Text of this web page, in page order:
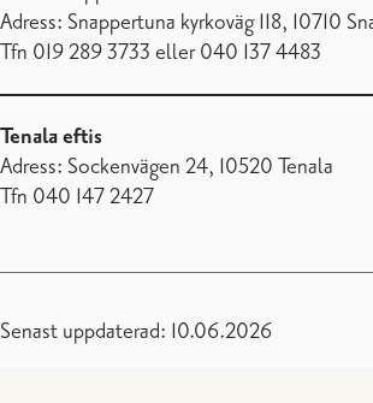
Adress: Snappertuna kyrkoväg 118, 10710
Tfn 019 289 3733 eller 040 137 4483
Tenala eftis
Adress: Sockenvägen 24, 10520 Tenala
Tfn 040 147 2427
Senast uppdaterad: 10.06.2026